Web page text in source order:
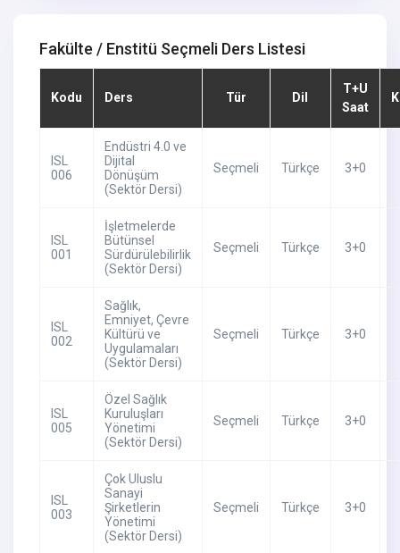
Fakülte / Enstitü Seçmeli Ders Listesi
Kodu Ders Tür Dil
T+U
Saat
ISL
006
Endüstri 4.0 ve
Dijital
Dönüşüm
(Sektör Dersi)
Seçmeli Türkçe 3+0
ISL
001
İşletmelerde
Bütünsel
Sürdürülebilirlik
(Sektör Dersi)
Seçmeli Türkçe 3+0
ISL
002
Sağlık,
Emniyet, Çevre
Kültürü ve
Uygulamaları
(Sektör Dersi)
Seçmeli Türkçe 3+0
ISL
005
Özel Sağlık
Kuruluşları
Yönetimi
(Sektör Dersi)
Seçmeli Türkçe 3+0
ISL
003
Çok Uluslu
Sanayi
Şirketlerin
Yönetimi
(Sektör Dersi)
Seçmeli Türkçe 3+0